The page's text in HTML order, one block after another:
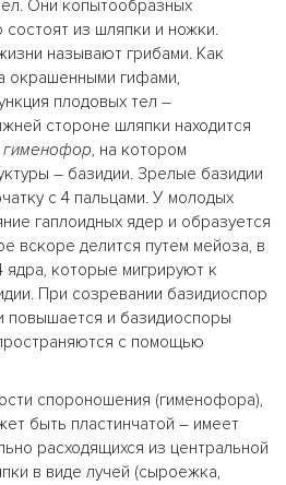
Они копытообразных
из шляпки и ножки.
называют грибами. Как
окрашенными гифами,
плодовых тел –
стороне шляпки находится
гименофор, на котором
– базидии. Зрелые базидии
с 4 пальцами. У молодых
гаплоидных ядер и образуется
вскоре делится путем мейоза, в
ядра, которые мигрируют к
При созревании базидиоспор
повышается и базидиоспоры
с помощью
спороношения (гименофора),
быть пластинчатой – имеет
расходящихся из центральной
в виде лучей (сыроежка,